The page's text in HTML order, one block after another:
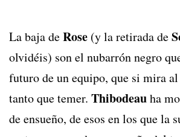
La baja deRose (y la retirada de
olvidéis) son el nubarrón negro
futuro de un equipo, que si mira
tanto que temer. Thibodeauha
de ensueño, de esos en los que la